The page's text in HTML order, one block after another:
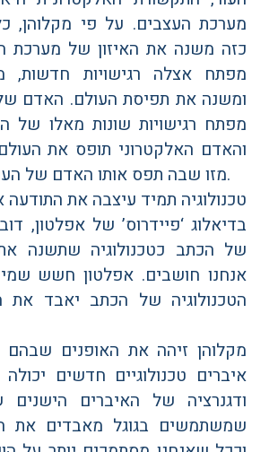
מערכת העצבים. על פי מקלוהן,
כזה משנה את האיזון של מערכת
מפתח אצלה רגישויות חדשות,
ומשנה את תפיסת העולם. האדם
מפתח רגישויות שונות מאלו של
והאדם האלקטרוני תופס את
מזו שבה תפס אותו האדם של העידן התעשייתי.
טכנולוגיה תמיד עיצבה את
בדיאלוג ‘פיידרוס’ של אפלטון,
של הכתב כטכנולוגיה שתשנה
אנחנו חושבים. אפלטון חשש
הטכנולוגיה של הכתב יאבד את
מקלוהן זיהה את האופנים
איברים טכנולוגיים חדשים יכולה
ודגנרציה של האיברים הישנים
שמשתמשים בגוגל מאבדים את